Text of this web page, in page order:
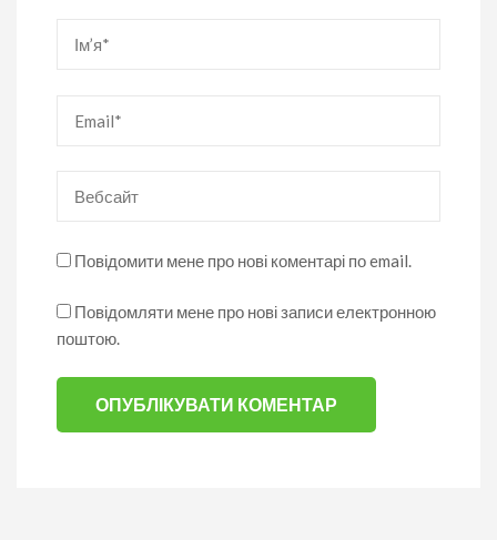
Повідомити мене про нові коментарі по email.
Повідомляти мене про нові записи електронною
поштою.